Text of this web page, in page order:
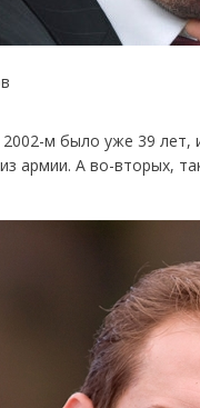
м было уже 39 лет,
армии. А во-вторых,